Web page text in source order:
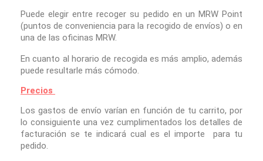
Puede elegir entre recoger su pedido en un MRW Point
(puntos de conveniencia para la recogido de envíos) o en
una de las oficinas MRW.
En cuanto al horario de recogida es más amplio, además
puede resultarle más cómodo.
Precios
Los gastos de envío varían en función de tu carrito, por
lo consiguiente una vez cumplimentados los detalles de
facturación se te indicará cual es el importe para tu
pedido.